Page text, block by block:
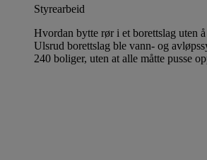
Styrearbeid
Hvordan bytte rør i et borettslag uten
Ulsrud borettslag ble vann- og
240 boliger, uten at alle måtte pusse